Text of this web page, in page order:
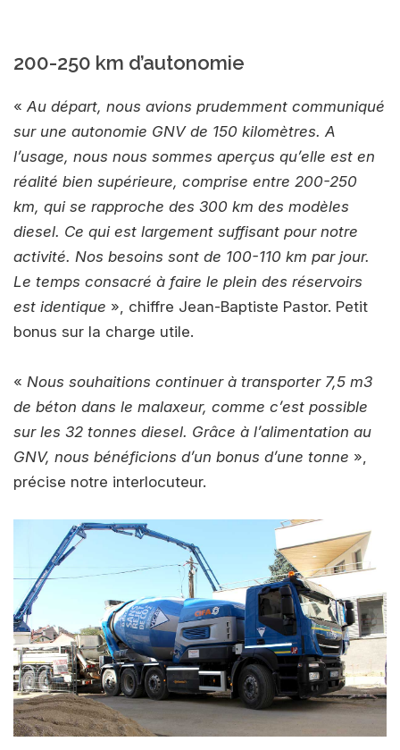
200-250 km d’autonomie
« Au départ, nous avions prudemment communiqué
sur une autonomie GNV de 150 kilomètres. A
l’usage, nous nous sommes aperçus qu’elle est en
réalité bien supérieure, comprise entre 200-250
km, qui se rapproche des 300 km des modèles
diesel. Ce qui est largement suffisant pour notre
activité. Nos besoins sont de 100-110 km par jour.
Le temps consacré à faire le plein des réservoirs
est identique », chiffre Jean-Baptiste Pastor. Petit
bonus sur la charge utile.
« Nous souhaitions continuer à transporter 7,5 m3
de béton dans le malaxeur, comme c’est possible
sur les 32 tonnes diesel. Grâce à l’alimentation au
GNV, nous bénéficions d’un bonus d’une tonne »,
précise notre interlocuteur.